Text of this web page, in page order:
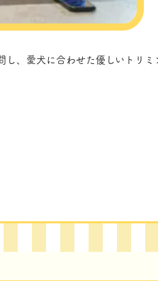
、愛犬に合わせた優しいトリミ